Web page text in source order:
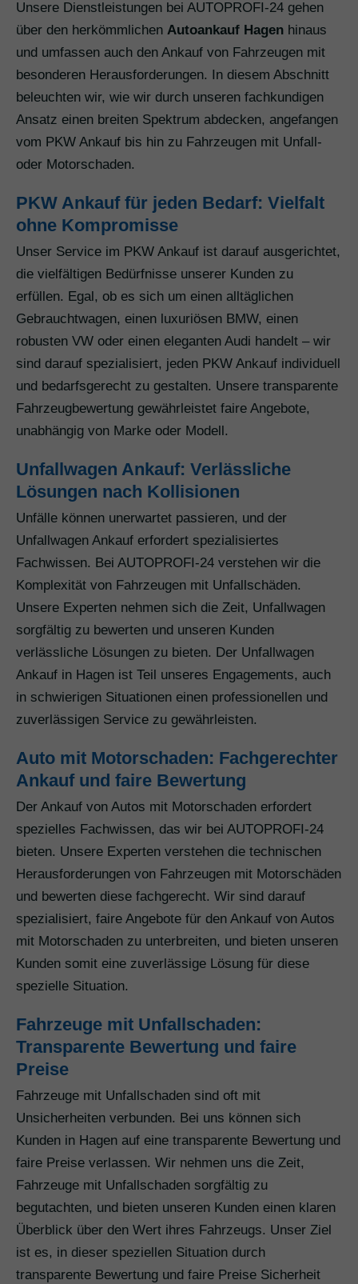
Unsere Dienstleistungen bei AUTOPROFI-24 gehen
über den herkömmlichen Autoankauf Hagen hinaus
und umfassen auch den Ankauf von Fahrzeugen mit
besonderen Herausforderungen. In diesem Abschnitt
beleuchten wir, wie wir durch unseren fachkundigen
Ansatz einen breiten Spektrum abdecken, angefangen
vom PKW Ankauf bis hin zu Fahrzeugen mit Unfall-
oder Motorschaden.
PKW Ankauf für jeden Bedarf: Vielfalt
ohne Kompromisse
Unser Service im PKW Ankauf ist darauf ausgerichtet,
die vielfältigen Bedürfnisse unserer Kunden zu
erfüllen. Egal, ob es sich um einen alltäglichen
Gebrauchtwagen, einen luxuriösen BMW, einen
robusten VW oder einen eleganten Audi handelt – wir
sind darauf spezialisiert, jeden PKW Ankauf individuell
und bedarfsgerecht zu gestalten. Unsere transparente
Fahrzeugbewertung gewährleistet faire Angebote,
unabhängig von Marke oder Modell.
Unfallwagen Ankauf: Verlässliche
Lösungen nach Kollisionen
Unfälle können unerwartet passieren, und der
Unfallwagen Ankauf erfordert spezialisiertes
Fachwissen. Bei AUTOPROFI-24 verstehen wir die
Komplexität von Fahrzeugen mit Unfallschäden.
Unsere Experten nehmen sich die Zeit, Unfallwagen
sorgfältig zu bewerten und unseren Kunden
verlässliche Lösungen zu bieten. Der Unfallwagen
Ankauf in Hagen ist Teil unseres Engagements, auch
in schwierigen Situationen einen professionellen und
zuverlässigen Service zu gewährleisten.
Auto mit Motorschaden: Fachgerechter
Ankauf und faire Bewertung
Der Ankauf von Autos mit Motorschaden erfordert
spezielles Fachwissen, das wir bei AUTOPROFI-24
bieten. Unsere Experten verstehen die technischen
Herausforderungen von Fahrzeugen mit Motorschäden
und bewerten diese fachgerecht. Wir sind darauf
spezialisiert, faire Angebote für den Ankauf von Autos
mit Motorschaden zu unterbreiten, und bieten unseren
Kunden somit eine zuverlässige Lösung für diese
spezielle Situation.
Fahrzeuge mit Unfallschaden:
Transparente Bewertung und faire
Preise
Fahrzeuge mit Unfallschaden sind oft mit
Unsicherheiten verbunden. Bei uns können sich
Kunden in Hagen auf eine transparente Bewertung und
faire Preise verlassen. Wir nehmen uns die Zeit,
Fahrzeuge mit Unfallschaden sorgfältig zu
begutachten, und bieten unseren Kunden einen klaren
Überblick über den Wert ihres Fahrzeugs. Unser Ziel
ist es, in dieser speziellen Situation durch
transparente Bewertung und faire Preise Sicherheit